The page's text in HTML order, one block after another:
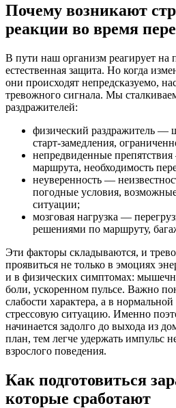
Почему возникают
реакции во время
В пути наш организм реагирует
естественная защита. Но когда
они происходят непредсказуемо,
тревожного сигнала. Мы
раздражителей:
физический раздражитель —
старт-замедления,
непредвиденные
маршрута, необходимость
неуверенность —
погодные условия,
ситуации;
мозговая нагрузка —
решениями по маршруту,
Эти факторы складываются, и
проявиться не только в эмоциях
и в физических симптомах:
боли, ускоренном пульсе. Важно
слабости характера, а в
стрессовую ситуацию. Именно
начинается задолго до выхода из
план, тем легче удержать импульс
взрослого поведения.
Как подготовиться
которые сработают